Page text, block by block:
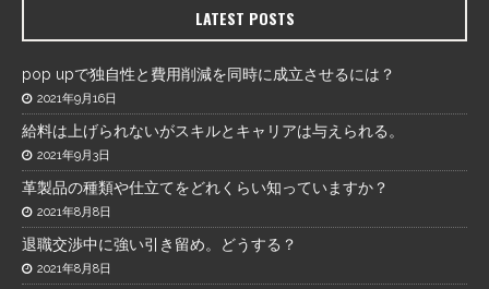
LATEST POSTS
pop upで独自性と費用削減を同時に成立させるには？
2021年9月16日
給料は上げられないがスキルとキャリアは与えられる。
2021年9月3日
革製品の種類や仕立てをどれくらい知っていますか？
2021年8月8日
退職交渉中に強い引き留め。どうする？
2021年8月8日